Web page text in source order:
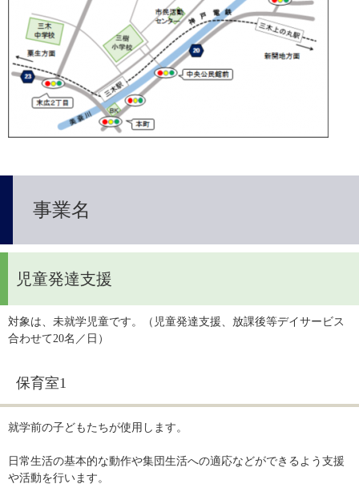
事業名
児童発達支援
対象は、未就学児童です。（児童発達支援、放課後等デイサービス
合わせて20名／日）
保育室1
就学前の子どもたちが使用します。
日常生活の基本的な動作や集団生活への適応などができるよう支援
や活動を行います。